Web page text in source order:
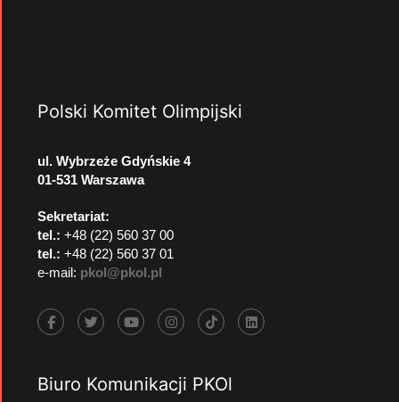
Polski Komitet Olimpijski
ul. Wybrzeże Gdyńskie 4
01-531 Warszawa
Sekretariat:
tel.: +48 (22) 560 37 00
tel.: +48 (22) 560 37 01
e-mail: pkol@pkol.pl
Biuro Komunikacji PKOl